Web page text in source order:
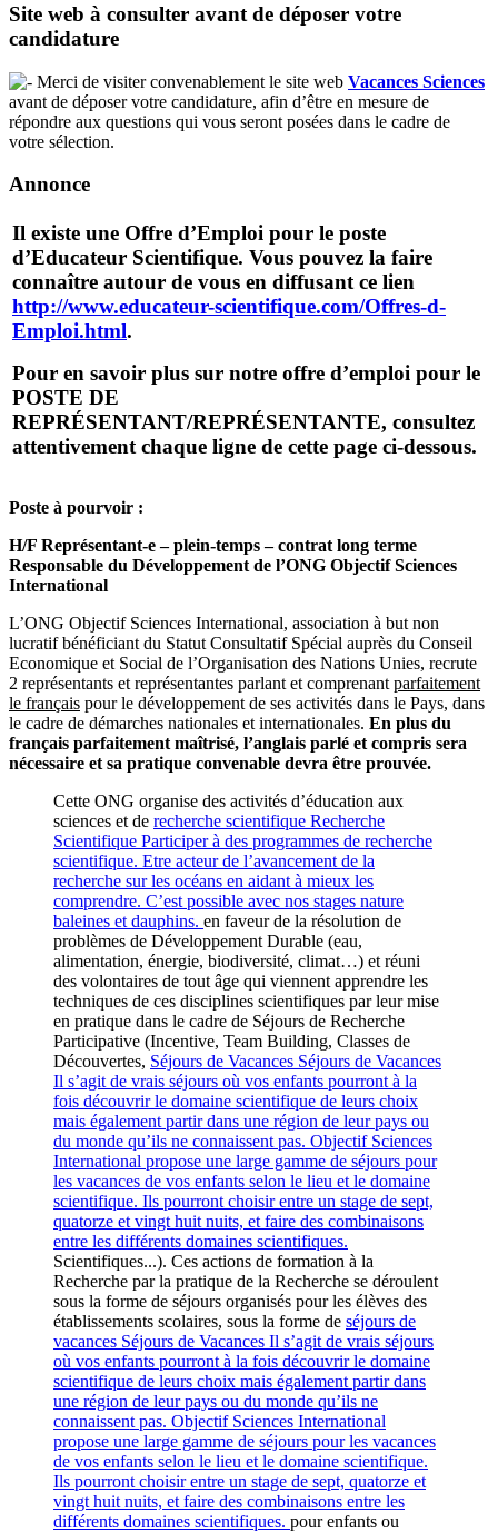
Site web à consulter avant de déposer votre
candidature
Merci de visiter convenablement le site web Vacances Sciences
avant de déposer votre candidature, afin d’être en mesure de
répondre aux questions qui vous seront posées dans le cadre de
votre sélection.
Annonce
Il existe une Offre d’Emploi pour le poste
d’Educateur Scientifique. Vous pouvez la faire
connaître autour de vous en diffusant ce lien
http://www.educateur-scientifique.com/Offres-d-
Emploi.html.
Pour en savoir plus sur notre offre d’emploi pour le
POSTE DE
REPRÉSENTANT/REPRÉSENTANTE, consultez
attentivement chaque ligne de cette page ci-dessous.
Poste à pourvoir :
H/F Représentant-e – plein-temps – contrat long terme
Responsable du Développement de l’ONG Objectif Sciences
International
L’ONG Objectif Sciences International, association à but non
lucratif bénéficiant du Statut Consultatif Spécial auprès du Conseil
Economique et Social de l’Organisation des Nations Unies, recrute
2 représentants et représentantes parlant et comprenant parfaitement
le français pour le développement de ses activités dans le Pays, dans
le cadre de démarches nationales et internationales. En plus du
français parfaitement maîtrisé, l’anglais parlé et compris sera
nécessaire et sa pratique convenable devra être prouvée.
Cette ONG organise des activités d’éducation aux
sciences et de recherche scientifique Recherche
Scientifique Participer à des programmes de recherche
scientifique. Etre acteur de l’avancement de la
recherche sur les océans en aidant à mieux les
comprendre. C’est possible avec nos stages nature
baleines et dauphins. en faveur de la résolution de
problèmes de Développement Durable (eau,
alimentation, énergie, biodiversité, climat…) et réuni
des volontaires de tout âge qui viennent apprendre les
techniques de ces disciplines scientifiques par leur mise
en pratique dans le cadre de Séjours de Recherche
Participative (Incentive, Team Building, Classes de
Découvertes, Séjours de Vacances Séjours de Vacances
Il s’agit de vrais séjours où vos enfants pourront à la
fois découvrir le domaine scientifique de leurs choix
mais également partir dans une région de leur pays ou
du monde qu’ils ne connaissent pas. Objectif Sciences
International propose une large gamme de séjours pour
les vacances de vos enfants selon le lieu et le domaine
scientifique. Ils pourront choisir entre un stage de sept,
quatorze et vingt huit nuits, et faire des combinaisons
entre les différents domaines scientifiques.
Scientifiques...). Ces actions de formation à la
Recherche par la pratique de la Recherche se déroulent
sous la forme de séjours organisés pour les élèves des
établissements scolaires, sous la forme de séjours de
vacances Séjours de Vacances Il s’agit de vrais séjours
où vos enfants pourront à la fois découvrir le domaine
scientifique de leurs choix mais également partir dans
une région de leur pays ou du monde qu’ils ne
connaissent pas. Objectif Sciences International
propose une large gamme de séjours pour les vacances
de vos enfants selon le lieu et le domaine scientifique.
Ils pourront choisir entre un stage de sept, quatorze et
vingt huit nuits, et faire des combinaisons entre les
différents domaines scientifiques. pour enfants ou